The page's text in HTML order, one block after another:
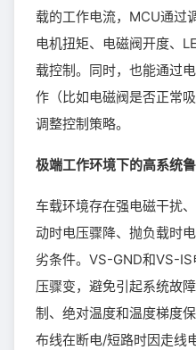
载的工作电流，MCU通过
电机扭矩、电磁阀开度、
载控制。同时，也能通过
作（比如电磁阀是否正常
调整控制策略。
极端工作环境下的高系统
车载环境存在强电磁干扰
动时电压骤降、抛负载时
劣条件。VS-GND和VS-
压骤变，避免引起系统故
制、绝对温度和温度梯度
布线在断电/短路时因走线